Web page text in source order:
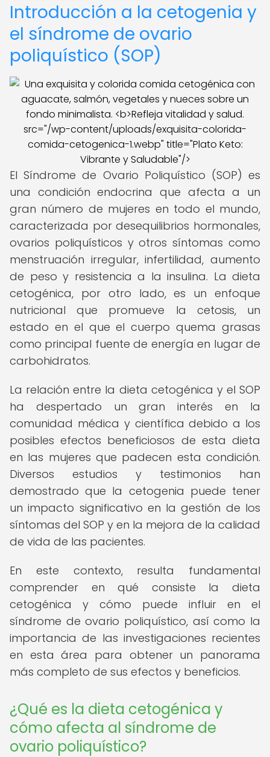
Introducción a la cetogenia y
el síndrome de ovario
poliquístico (SOP)
src="/wp-content/uploads/exquisita-colorida-
comida-cetogenica-1.webp" title="Plato Keto:
Vibrante y Saludable"/>
El Síndrome de Ovario Poliquístico (SOP) es
una condición endocrina que afecta a un
gran número de mujeres en todo el mundo,
caracterizada por desequilibrios hormonales,
ovarios poliquísticos y otros síntomas como
menstruación irregular, infertilidad, aumento
de peso y resistencia a la insulina. La dieta
cetogénica, por otro lado, es un enfoque
nutricional que promueve la cetosis, un
estado en el que el cuerpo quema grasas
como principal fuente de energía en lugar de
carbohidratos.
La relación entre la dieta cetogénica y el SOP
ha despertado un gran interés en la
comunidad médica y científica debido a los
posibles efectos beneficiosos de esta dieta
en las mujeres que padecen esta condición.
Diversos estudios y testimonios han
demostrado que la cetogenia puede tener
un impacto significativo en la gestión de los
síntomas del SOP y en la mejora de la calidad
de vida de las pacientes.
En este contexto, resulta fundamental
comprender en qué consiste la dieta
cetogénica y cómo puede influir en el
síndrome de ovario poliquístico, así como la
importancia de las investigaciones recientes
en esta área para obtener un panorama
más completo de sus efectos y beneficios.
¿Qué es la dieta cetogénica y
cómo afecta al síndrome de
ovario poliquístico?